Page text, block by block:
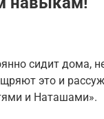
сидит дома,
это и
и Наташами».